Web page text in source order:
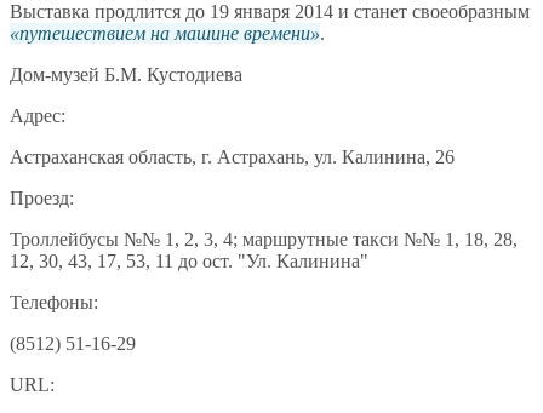
Выставка продлится до 19 января 2014 и станет своеобразным
путешествием на машине времени .
Дом-музей Б.М. Кустодиева
Адрес:
Астраханская область, г. Астрахань, ул. Калинина, 26
Проезд:
Троллейбусы №№ 1, 2, 3, 4; маршрутные такси №№ 1, 18, 28,
12, 30, 43, 17, 53, 11 до ост. "Ул. Калинина"
Телефоны:
(8512) 51-16-29
URL: